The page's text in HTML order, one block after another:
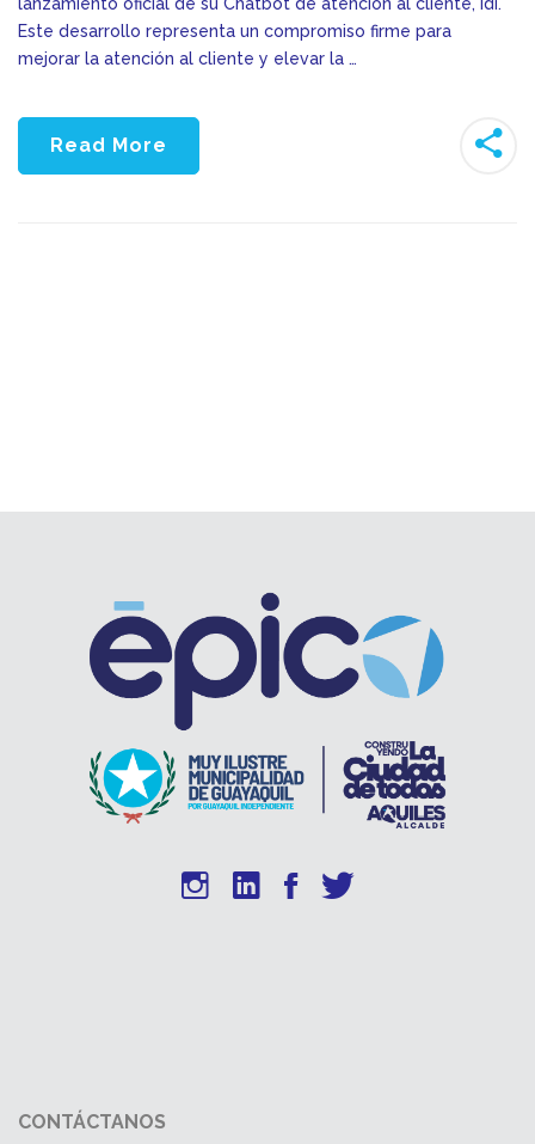
Este desarrollo representa un compromiso firme para
mejorar la atención al cliente y elevar la …
Read More
CONTÁCTANOS